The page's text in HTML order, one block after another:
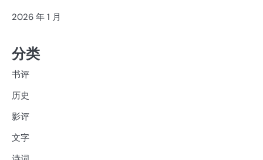
2026 年 1 月
分类
书评
历史
影评
文字